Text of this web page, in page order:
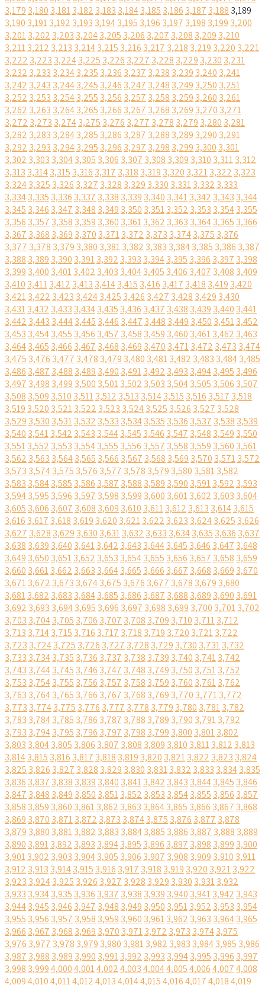
3,179 3,180 3,1813,182 3,183 3,1843,185 3,186 3,187 3,188 3,189
3,190 3,1913,192 3,193 3,1943,195 3,196 3,197 3,198 3,199 3,200
3,2013,202 3,203 3,2043,205 3,206 3,207 3,208 3,209 3,210
3,2113,212 3,213 3,2143,215 3,216 3,217 3,218 3,219 3,220 3,221
3,222 3,223 3,2243,225 3,226 3,227 3,228 3,229 3,230 3,231
3,232 3,233 3,2343,235 3,236 3,237 3,238 3,239 3,240 3,241
3,242 3,243 3,2443,245 3,246 3,247 3,248 3,249 3,250 3,251
3,252 3,253 3,2543,255 3,256 3,257 3,258 3,259 3,260 3,261
3,262 3,263 3,2643,265 3,266 3,267 3,268 3,269 3,270 3,271
3,272 3,273 3,2743,275 3,276 3,277 3,278 3,279 3,280 3,281
3,282 3,283 3,2843,285 3,286 3,287 3,288 3,289 3,290 3,291
3,292 3,293 3,2943,295 3,296 3,297 3,298 3,299 3,300 3,301
3,302 3,303 3,3043,305 3,306 3,307 3,308 3,309 3,310 3,3113,312
3,313 3,3143,315 3,316 3,317 3,318 3,319 3,320 3,3213,322 3,323
3,3243,325 3,326 3,327 3,328 3,329 3,330 3,3313,332 3,333
3,3343,335 3,336 3,337 3,338 3,339 3,340 3,3413,342 3,343 3,344
3,345 3,346 3,347 3,348 3,349 3,350 3,3513,352 3,353 3,3543,355
3,356 3,357 3,358 3,359 3,360 3,3613,362 3,363 3,3643,365 3,366
3,367 3,368 3,369 3,370 3,3713,372 3,373 3,3743,375 3,376
3,377 3,378 3,379 3,380 3,3813,382 3,383 3,3843,385 3,386 3,387
3,388 3,389 3,390 3,3913,392 3,393 3,3943,395 3,396 3,397 3,398
3,399 3,400 3,4013,402 3,403 3,4043,405 3,406 3,407 3,408 3,409
3,410 3,4113,412 3,413 3,4143,415 3,416 3,417 3,418 3,419 3,420
3,4213,422 3,423 3,4243,425 3,426 3,427 3,428 3,429 3,430
3,4313,432 3,433 3,4343,435 3,436 3,437 3,438 3,439 3,440 3,441
3,442 3,443 3,4443,445 3,446 3,447 3,448 3,449 3,450 3,4513,452
3,453 3,4543,455 3,456 3,457 3,458 3,459 3,460 3,4613,462 3,463
3,4643,465 3,466 3,467 3,468 3,469 3,470 3,4713,472 3,473 3,474
3,475 3,476 3,477 3,478 3,479 3,480 3,4813,482 3,483 3,4843,485
3,486 3,487 3,488 3,489 3,490 3,4913,492 3,493 3,4943,495 3,496
3,497 3,498 3,499 3,500 3,5013,502 3,503 3,5043,505 3,506 3,507
3,508 3,509 3,510 3,5113,512 3,513 3,5143,515 3,516 3,517 3,518
3,519 3,520 3,5213,522 3,523 3,5243,525 3,526 3,527 3,528
3,529 3,530 3,5313,532 3,533 3,5343,535 3,536 3,537 3,538 3,539
3,540 3,5413,542 3,543 3,5443,545 3,546 3,547 3,548 3,549 3,550
3,5513,552 3,553 3,5543,555 3,556 3,557 3,558 3,559 3,560 3,561
3,562 3,563 3,5643,565 3,566 3,567 3,568 3,569 3,570 3,5713,572
3,573 3,5743,575 3,576 3,577 3,578 3,579 3,580 3,5813,582
3,583 3,5843,585 3,586 3,587 3,588 3,589 3,590 3,5913,592 3,593
3,5943,595 3,596 3,597 3,598 3,599 3,600 3,6013,602 3,603 3,604
3,605 3,606 3,607 3,608 3,609 3,610 3,6113,612 3,613 3,6143,615
3,616 3,617 3,618 3,619 3,620 3,6213,622 3,623 3,6243,625 3,626
3,627 3,628 3,629 3,630 3,6313,632 3,633 3,6343,635 3,636 3,637
3,638 3,639 3,640 3,6413,642 3,643 3,6443,645 3,646 3,647 3,648
3,649 3,650 3,6513,652 3,653 3,6543,655 3,656 3,657 3,658 3,659
3,660 3,6613,662 3,663 3,6643,665 3,666 3,667 3,668 3,669 3,670
3,6713,672 3,673 3,6743,675 3,676 3,677 3,678 3,679 3,680
3,6813,682 3,683 3,6843,685 3,686 3,687 3,688 3,689 3,690 3,691
3,692 3,693 3,6943,695 3,696 3,697 3,698 3,699 3,700 3,7013,702
3,703 3,7043,705 3,706 3,707 3,708 3,709 3,710 3,7113,712
3,713 3,7143,715 3,716 3,717 3,718 3,719 3,720 3,7213,722
3,723 3,7243,725 3,726 3,727 3,728 3,729 3,730 3,7313,732
3,733 3,7343,735 3,736 3,737 3,738 3,739 3,740 3,7413,742
3,743 3,7443,745 3,746 3,747 3,748 3,749 3,750 3,7513,752
3,753 3,7543,755 3,756 3,757 3,758 3,759 3,760 3,7613,762
3,763 3,7643,765 3,766 3,767 3,768 3,769 3,770 3,7713,772
3,773 3,7743,775 3,776 3,777 3,778 3,779 3,780 3,7813,782
3,783 3,7843,785 3,786 3,787 3,788 3,789 3,790 3,7913,792
3,793 3,7943,795 3,796 3,797 3,798 3,799 3,800 3,8013,802
3,803 3,8043,805 3,806 3,807 3,808 3,809 3,810 3,8113,812 3,813
3,8143,815 3,816 3,817 3,818 3,819 3,820 3,8213,822 3,823 3,824
3,825 3,826 3,827 3,828 3,829 3,830 3,8313,832 3,833 3,8343,835
3,836 3,837 3,838 3,839 3,840 3,8413,842 3,843 3,8443,845 3,846
3,847 3,848 3,849 3,850 3,8513,852 3,853 3,8543,855 3,856 3,857
3,858 3,859 3,860 3,8613,862 3,863 3,8643,865 3,866 3,867 3,868
3,869 3,870 3,8713,872 3,873 3,8743,875 3,876 3,877 3,878
3,879 3,880 3,8813,882 3,883 3,8843,885 3,886 3,887 3,888 3,889
3,890 3,8913,892 3,893 3,8943,895 3,896 3,897 3,898 3,899 3,900
3,9013,902 3,903 3,9043,905 3,906 3,907 3,908 3,909 3,910 3,911
3,912 3,913 3,9143,915 3,916 3,917 3,918 3,919 3,920 3,9213,922
3,923 3,9243,925 3,926 3,927 3,928 3,929 3,930 3,9313,932
3,933 3,9343,935 3,936 3,937 3,938 3,939 3,940 3,9413,942 3,943
3,9443,945 3,946 3,947 3,948 3,949 3,950 3,9513,952 3,953 3,954
3,955 3,956 3,957 3,958 3,959 3,960 3,9613,962 3,963 3,9643,965
3,966 3,967 3,968 3,969 3,970 3,9713,972 3,973 3,9743,975
3,976 3,977 3,978 3,979 3,980 3,9813,982 3,983 3,9843,985 3,986
3,987 3,988 3,989 3,990 3,9913,992 3,993 3,9943,995 3,996 3,997
3,998 3,9994,0004,0014,0024,0034,0044,0054,0064,0074,008
4,0094,0104,0114,0124,0134,0144,0154,0164,0174,0184,019